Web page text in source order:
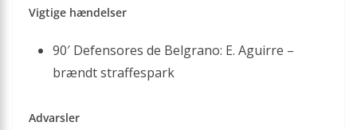
Vigtige hændelser
90′ Defensores de Belgrano: E. Aguirre –
brændt straffespark
Advarsler